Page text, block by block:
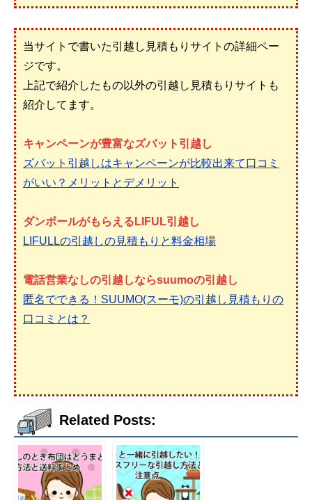
当サイトで書いた引越し見積もりサイトの詳細ペー
ジです。
上記で紹介したもの以外の引越し見積もりサイトも
紹介してます。
キャンペーンが豊富なズバット引越し
ズバット引越しはキャンペーンが比較出来て口コミ
がいい？メリットとデメリット
ダンボールがもらえるLIFUL引越し
LIFULLの引越しの見積もりと料金相場
電話営業なしの引越しならsuumoの引越し
匿名でできる！SUUMO(スーモ)の引越し見積もりの
口コミとは？
Related Posts: